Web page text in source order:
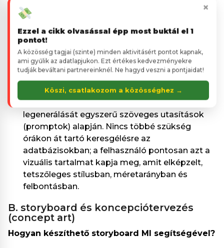
visszaesett a marketingügynökségek és
tartalomgyártók körében. A vállalkozások
felismerték, hogy a stock fotók gyakran
személytelenek, és nem illeszkednek
tökéletesen az egyedi márkakoncepcióhoz.
MA:AMidjourney, aGPT-Image 2,azAdobe
Firefly,vagy bármely más képgeneráló
lehetővé teszik a teljesen egyedi, márkára
szabott és jogdíjmentes képek azonnali
legenerálását egyszerű szöveges utasítások
(promptok) alapján. Nincs többé szükség
órákon át tartó keresgélésre az
adatbázisokban; a felhasználó pontosan azt a
vizuális tartalmat kapja meg, amit elképzelt,
tetszőleges stílusban, méretarányban és
felbontásban.
b. storyboard és koncepciótervezés
(concept art)
Hogyan készíthető storyboard MI segítségével?
×
ezzel a cikk olvasással épp most buktál el 1
pontot!
A közösség tagjai (szinte) minden aktivitásért pontot kapnak,
ami gyűlik az adatlapjukon. Ezt értékes kedvezményekre
tudják beváltani partnereinknél. Ne hagyd veszni a pontjaidat!
Köszi, csatlakozom a közösséghez →